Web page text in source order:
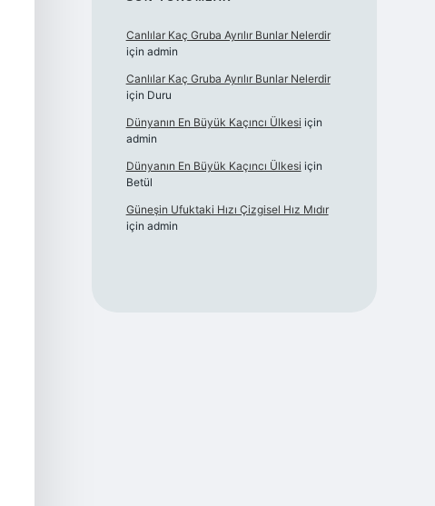
Canlılar Kaç Gruba Ayrılır Bunlar Nelerdir
için admin
Canlılar Kaç Gruba Ayrılır Bunlar Nelerdir
için Duru
Dünyanın En Büyük Kaçıncı Ülkesi için
admin
Dünyanın En Büyük Kaçıncı Ülkesi için
Betül
Güneşin Ufuktaki Hızı Çizgisel Hız Mıdır
için admin